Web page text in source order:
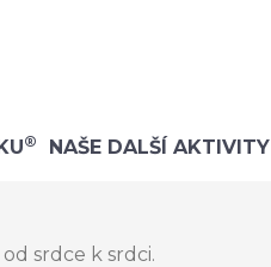
® NAŠE DALŠÍ AKTIVITY
srdce k srdci.